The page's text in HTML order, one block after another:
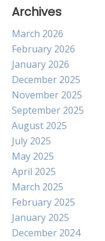
Archives
March 2026
February 2026
January 2026
December 2025
November 2025
September 2025
August 2025
July 2025
May 2025
April 2025
March 2025
February 2025
January 2025
December 2024